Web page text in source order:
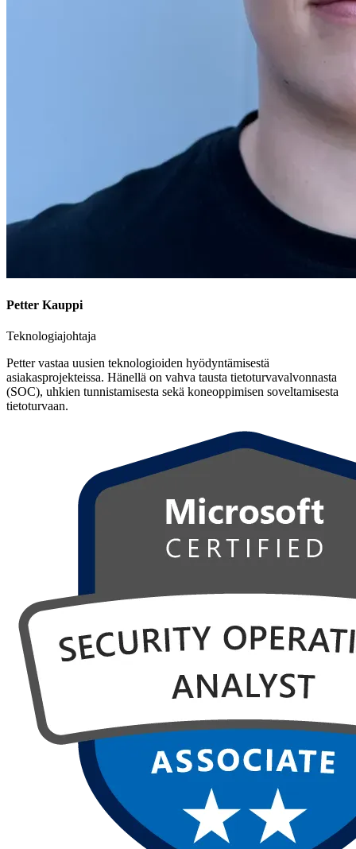
Petter Kauppi
Teknologiajohtaja
Petter vastaa uusien teknologioiden hyödyntämisestä
asiakasprojekteissa. Hänellä on vahva tausta tietoturvavalvonnasta
(SOC), uhkien tunnistamisesta sekä koneoppimisen soveltamisesta
tietoturvaan.